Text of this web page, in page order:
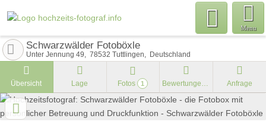
Menu
Schwarzwälder Fotoböxle
Unter Jennung 49 78532 Tuttlingen Deutschland
Übersicht Lage Fotos 1 Bewertungen Anfrage